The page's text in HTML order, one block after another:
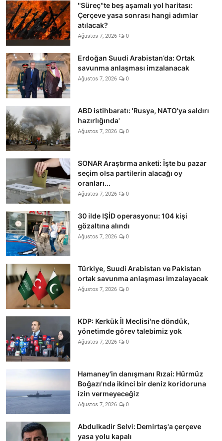
''Süreç''te beş aşamalı yol haritası:
Çerçeve yasa sonrası hangi adımlar
atılacak?
Ağustos 7, 2026 0
Erdoğan Suudi Arabistan’da: Ortak
savunma anlaşması imzalanacak
Ağustos 7, 2026 0
ABD istihbaratı: 'Rusya, NATO'ya saldırı
hazırlığında'
Ağustos 7, 2026 0
SONAR Araştırma anketi: İşte bu pazar
seçim olsa partilerin alacağı oy
oranları...
Ağustos 7, 2026 0
30 ilde IŞİD operasyonu: 104 kişi
gözaltına alındı
Ağustos 7, 2026 0
Türkiye, Suudi Arabistan ve Pakistan
ortak savunma anlaşması imzalayacak
Ağustos 7, 2026 0
KDP: Kerkük İl Meclisi'ne döndük,
yönetimde görev talebimiz yok
Ağustos 7, 2026 0
Hamaney'in danışmanı Rızai: Hürmüz
Boğazı'nda ikinci bir deniz koridoruna
izin vermeyeceğiz
Ağustos 7, 2026 0
Abdulkadir Selvi: Demirtaş'a çerçeve
yasa yolu kapalı